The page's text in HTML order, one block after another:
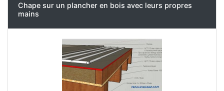
Chape sur un plancher en bois avec leurs propres
mains